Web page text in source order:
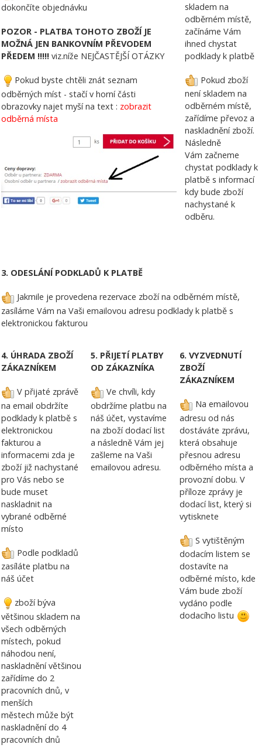
dokončíte objednávku
POZOR - PLATBA TOHOTO ZBOŽÍ JE
MOŽNÁ JEN BANKOVNÍM PŘEVODEM
PŘEDEM !!!!! viz.níže NEJČASTĚJŠÍ OTÁZKY
Pokud byste chtěli znát seznam
odběrných míst - stačí v horní části
obrazovky najet myší na text : zobrazit
odběrná místa
skladem na
odběrném místě,
začínáme Vám
ihned chystat
podklady k platbě
Pokud zboží
není skladem na
odběrném místě,
zařídíme převoz a
naskladnění zboží.
Následně
Vám začneme
chystat podklady k
platbě s informací
kdy bude zboží
nachystané k
odběru.
3. ODESLÁNÍ PODKLADŮ K PLATBĚ
Jakmile je provedena rezervace zboží na odběrném místě,
zasíláme Vám na Vaši emailovou adresu podklady k platbě s
elektronickou fakturou
4. ÚHRADA ZBOŽÍ
ZÁKAZNÍKEM
V přijaté zprávě
na email obdržíte
podklady k platbě s
elektronickou
fakturou a
informacemi zda je
zboží již nachystané
pro Vás nebo se
bude muset
naskladnit na
vybrané odběrné
místo
Podle podkladů
zasíláte platbu na
náš účet
zboží býva
většinou skladem na
všech odběrných
místech, pokud
náhodou není,
naskladnění většinou
zařídíme do 2
pracovních dnů, v
menších
městech může být
naskladnění do 4
pracovních dnů
5. PŘIJETÍ PLATBY
OD ZÁKAZNÍKA
Ve chvíli, kdy
obdržíme platbu na
náš účet, vystavíme
na zboží dodací list
a následně Vám jej
zašleme na Vaši
emailovou adresu.
6. VYZVEDNUTÍ
ZBOŽÍ
ZÁKAZNÍKEM
Na emailovou
adresu od nás
dostáváte zprávu,
která obsahuje
přesnou adresu
odběrného místa a
provozní dobu. V
příloze zprávy je
dodací list, který si
vytisknete
S vytištěným
dodacím listem se
dostavíte na
odběrné místo, kde
Vám bude zboží
vydáno podle
dodacího listu